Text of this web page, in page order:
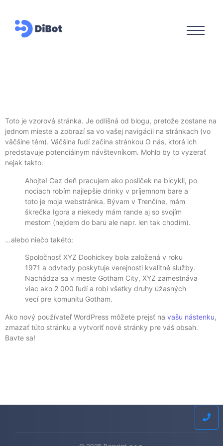
Toto je vzorová stránka. Je odlišná od blogu, pretože zostane na
jednom mieste a zobrazí sa vo vašej navigácii na stránkach (vo
väčšine tém). Väčšina ľudí začína stránkou O nás, ktorá ich
predstavuje potenciálnym návštevníkom. Mohlo by to vyzerať
nejak takto:
Ahojte! Cez deň pracujem ako poslíček na bicykli, po
nociach robím najlepšie drinky v príjemnom bare a
toto je moja webstránka. Bývam v Trenčíne, mám
škrečka Igora a niekedy mám rande aj so svojím
mestom (nejdem do baru ale napr. len tak chodím).
…alebo niečo takéto:
Spoločnosť XYZ Doohickey bola založená v roku
1971 a odvtedy poskytuje verejnosti kvalitné služby.
Nachádza sa v meste Gotham City, XYZ zamestnáva
viac ako 2 000 ľudí a robí všetky druhy úžasných
vecí pre komunitu Gotham.
Ako nový používateľ WordPress môžete prejsť na vašu nástenku,
zmazať túto stránku a vytvoriť nové stránky pre váš obsah.
Bavte sa!